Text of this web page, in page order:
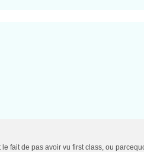
fait de pas avoir vu first class, ou